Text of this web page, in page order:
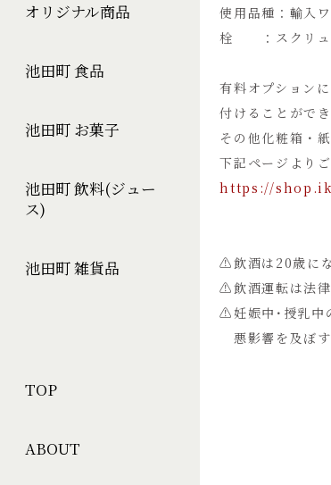
TOP
ABOUT
オリジナル商品
池田町 食品
池田町 お菓子
池田町 飲料(ジュー
ス)
池田町 雑貨品
使用品種：輸入
栓 ：スクリュ
有料オプション
付けることがで
その他化粧箱・
下記ページより
https://
⚠飲酒は20歳に
⚠飲酒運転は法
⚠妊娠中･授乳中
悪影響を及ぼ